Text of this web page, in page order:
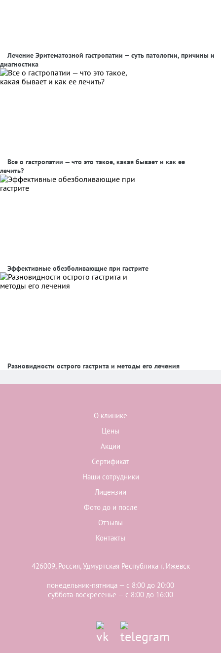
Лечение Эритематозной гастропатии — суть патологии, причины и
диагностика
Все о гастропатии — что это такое, какая бывает и как ее
лечить?
Эффективные обезболивающие при гастрите
Разновидности острого гастрита и методы его лечения
О клинике
Цены
Акции
Сертификат
Наши сотрудники
Лицензии
Фото до и после
Отзывы
Контакты
426009, Россия, Удмуртская Республика г. Ижевск
понедельник-пятница — с 8:00 до 20:00
суббота-воскресенье — с 8:00 до 16:00